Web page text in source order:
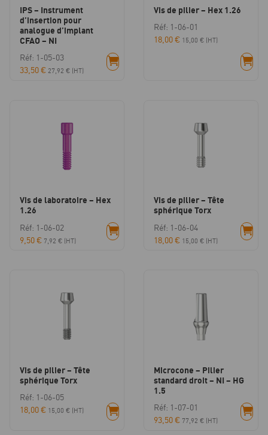
IPS – Instrument
d’insertion pour
analogue d’implant
CFAO – NI
Réf: 1-05-03
33,50€ 27,92 € (HT)
Vis de pilier – Hex 1.26
Réf: 1-06-01
18,00€ 15,00 € (HT)
Vis de laboratoire – Hex
1.26
Réf: 1-06-02
9,50€ 7,92 € (HT)
Vis de pilier – Tête
sphérique Torx
Réf: 1-06-04
18,00€ 15,00 € (HT)
Vis de pilier – Tête
sphérique Torx
Réf: 1-06-05
18,00€ 15,00 € (HT)
Microcone – Pilier
standard droit – NI – HG
1.5
Réf: 1-07-01
93,50€ 77,92 € (HT)